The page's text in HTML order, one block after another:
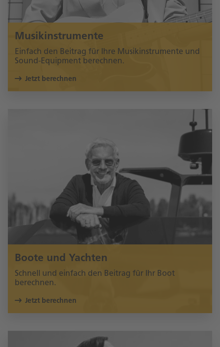
Musikinstrumente
Einfach den Beitrag für Ihre Musikinstrumente und
Sound-Equipment berechnen.
Jetzt berechnen
Boote und Yachten
Schnell und einfach den Beitrag für Ihr Boot
berechnen.
Jetzt berechnen